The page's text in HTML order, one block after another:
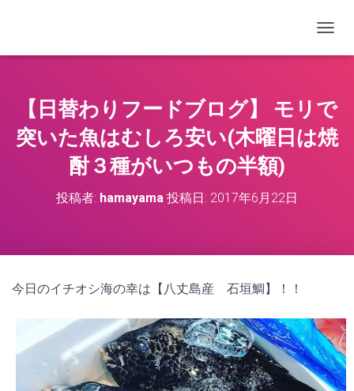
【日替わりフードブログ】 モリで
突いた魚はむしろ安い(木曜日は焼
酎３種がいつもの半額)
投稿者: hamayama 投稿日: 2017年6月22日
今日のイチオシ海の幸は【八丈島産 石垣鯛】！！